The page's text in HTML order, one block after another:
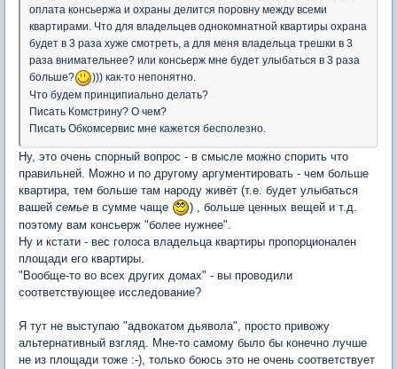
оплата консьержа и охраны делится поровну между всеми
квартирами. Что для владельцев однокомнатной квартиры охрана
будет в 3 раза хуже смотреть, а для меня владельца трешки в 3
раза внимательнее? или консьерж мне будет улыбаться в 3 раза
больше?
))) как-то непонятно.
Что будем принципиально делать?
Писать Комстрину? О чем?
Писать Обкомсервис мне кажется бесполезно.
Ну, это очень спорный вопрос - в смысле можно спорить что
правильней. Можно и по другому аргументировать - чем больше
квартира, тем больше там народу живёт (т.е. будет улыбаться
вашей семье в сумме чаще
) , больше ценных вещей и т.д.
поэтому вам консьерж "более нужнее".
Ну и кстати - вес голоса владельца квартиры пропорционален
площади его квартиры.
"Вообще-то во всех других домах" - вы проводили
соответствующее исследование?
Я тут не выступаю "адвокатом дьявола", просто привожу
альтернативный взгляд. Мне-то самому было бы конечно лучше
не из площади тоже :-), только боюсь это не очень соответствует